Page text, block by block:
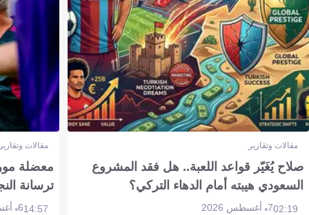
مقالات وتقارير
صلاح يُغَيّر قواعد اللعبة.. هل فقد المشروع
السعودي هيبته أمام الدهاء التركي؟
02:197 أغسطس 2026
مقالات
معضلة
ترسانة
14:576 أغسطس 2026